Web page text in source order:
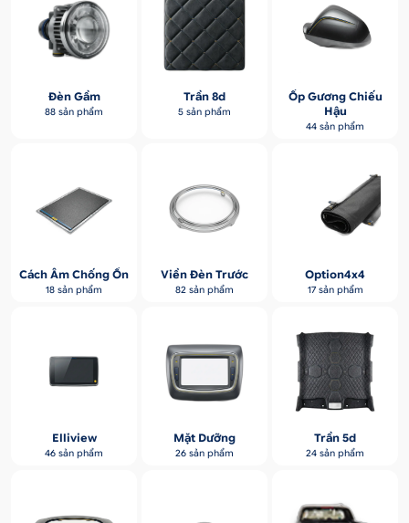
Đèn Gầm
88 sản phẩm
Trần 8d
5 sản phẩm
Ốp Gương Chiếu
Hậu
44 sản phẩm
Cách Âm Chống Ồn
18 sản phẩm
Viền Đèn Trước
82 sản phẩm
Option4x4
17 sản phẩm
Elliview
46 sản phẩm
Mặt Dưỡng
26 sản phẩm
Trần 5d
24 sản phẩm